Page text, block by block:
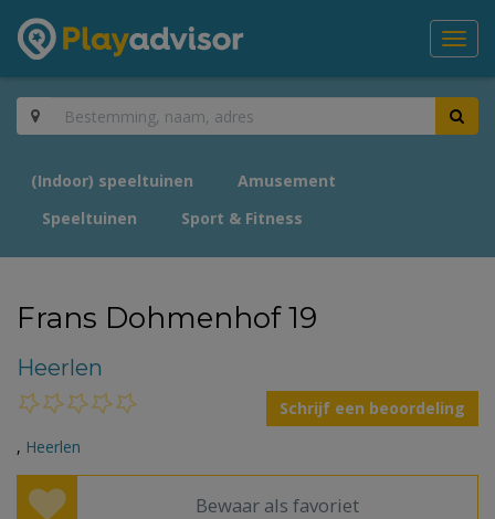
(Indoor) speeltuinen
Amusement
Speeltuinen
Sport & Fitness
Frans Dohmenhof 19
Heerlen
Schrijf een beoordeling
, Heerlen
Bewaar als favoriet